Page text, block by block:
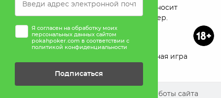
Pokah не проводит игры на деньги. Сайт носит
исключительно информационный характер.
Ответственная игра
Мы используем cookies для улучшения работы сайта
Я согласен на обработку моих
персональных данных сайтом
pokahpoker.com в соответствии с
политикой конфиденциальности
Подписаться